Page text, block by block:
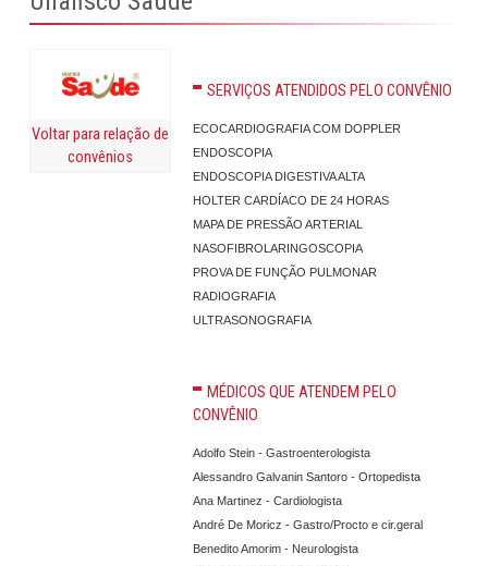
Voltar para relação de
convênios
SERVIÇOS ATENDIDOS PELO CONVÊNIO
ECOCARDIOGRAFIA COM DOPPLER
ENDOSCOPIA
ENDOSCOPIA DIGESTIVA ALTA
HOLTER CARDÍACO DE 24 HORAS
MAPA DE PRESSÃO ARTERIAL
NASOFIBROLARINGOSCOPIA
PROVA DE FUNÇÃO PULMONAR
RADIOGRAFIA
ULTRASONOGRAFIA
MÉDICOS QUE ATENDEM PELO
CONVÊNIO
Adolfo Stein - Gastroenterologista
Alessandro Galvanin Santoro - Ortopedista
Ana Martinez - Cardiologista
André De Moricz - Gastro/Procto e cir.geral
Benedito Amorim - Neurologista